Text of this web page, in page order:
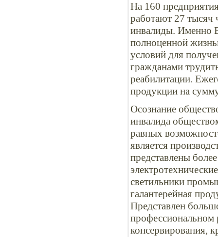
На 160
работают 27 тысяч
инвалиды. Именно
полноценной
условий для
гражданами
реабилитации.
продукции на
Осознание
инвалида
равных
является
представлены
светильники
галантерейная
Представлен
профессиональном
консервирования,